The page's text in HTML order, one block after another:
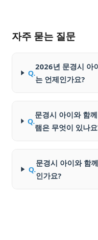
자주 묻는 질문
Q.
2026년 문경시 아
는 언제인가요?
Q.
문경시 아이와 함
램은 무엇이 있나
Q.
문경시 아이와 함
인가요?